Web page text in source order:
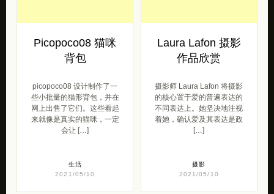
Picopoco08 猫咪
背包
picopoco08 设计制作了一
些小批量的猫形背包，并在
网上出售了它们。这些看起
来就像是真实的猫咪，一定
会让 […]
生活
2021/05/10
Laura Lafon 摄影
作品欣赏
摄影师 Laura Lafon 将摄影
的核心置于爱的普遍表达的
不同表达上。她坚决地注视
着她，确认爱及其表达是政
[…]
摄影
2021/05/10